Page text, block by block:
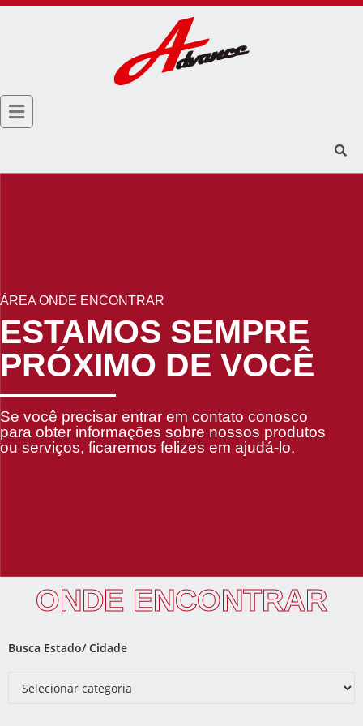
ÁREA ONDE ENCONTRAR
ESTAMOS SEMPRE
PRÓXIMO DE VOCÊ
Se você precisar entrar em contato conosco
para obter informações sobre nossos produtos
ou serviços, ficaremos felizes em ajudá-lo.
ONDE ENCONTRAR
Busca Estado/ Cidade